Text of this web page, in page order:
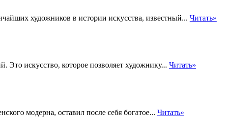
художников в истории искусства, известный... Читать»
искусство, которое позволяет художнику... Читать»
модерна, оставил после себя богатое... Читать»